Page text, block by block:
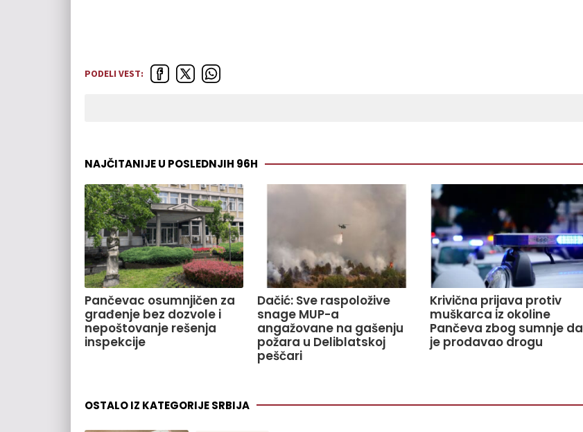
PODELI VEST:
NAJČITANIJE U POSLEDNJIH 96H
Pančevac osumnjičen za
građenje bez dozvole i
nepoštovanje rešenja
inspekcije
Dačić: Sve raspoložive
snage MUP-a
angažovane na gašenju
požara u Deliblatskoj
peščari
Krivična prijava protiv
muškarca iz okoline
Pančeva zbog sumnje da
je prodavao drogu
OSTALO IZ KATEGORIJE SRBIJA